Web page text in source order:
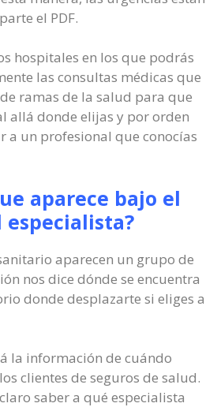
el PDF.
hospitales en los que podrás
las consultas médicas que
ramas de la salud para que
allá donde elijas y por orden
a un profesional que conocías
aparece bajo el
aparecen un grupo de
nos dice dónde se encuentra
donde desplazarte si eliges a
la información de cuándo
clientes de seguros de salud.
saber a qué especialista